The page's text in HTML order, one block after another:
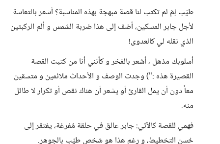
طيّب لِمَ لم تكتب لنا قصة مبهجة بهذه المناسبة؟ أشعر بالتعاسة
لأجل جابر المسكين، أضف إلى هذا ضربة الشمس و ألم الركبتين
الذي نقله لي كالعدوى!
أسلوبك مذهل ، أشعر بالفخر و كأنني أنا من كتبت القصة
القصيرة هذه :") وجدت الوصف و الأحداث ملائمين و متسقين
معاً دون أن يمل القارئ أو يشعر أن هناك نقص أو تكرار لا طائل
منه.
فهمي للقصة كالآتي: جابر عالق في حلقة مُفرغة، يفتقر إلى
حُسن التخطيط، و رغم هذا هو شخص طيّب بالجوهر.